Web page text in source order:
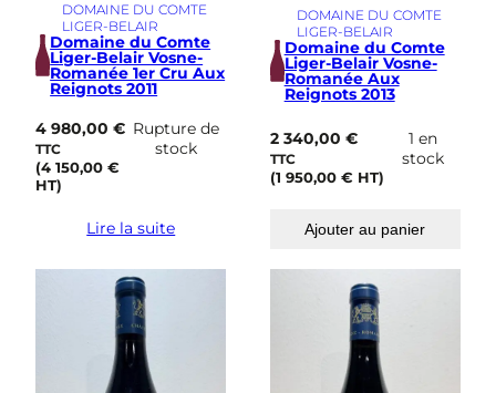
DOMAINE DU COMTE
LIGER-BELAIR
Domaine du Comte
Liger-Belair Vosne-
Romanée 1er Cru Aux
Reignots 2011
4 980,00€
TTC
(4 150,00€
HT)
Rupture de
stock
Lire la suite
DOMAINE DU COMTE
LIGER-BELAIR
Domaine du Comte
Liger-Belair Vosne-
Romanée Aux
Reignots 2013
2 340,00 €
TTC
(1 950,00 €HT)
1 en
stock
Ajouter au panier